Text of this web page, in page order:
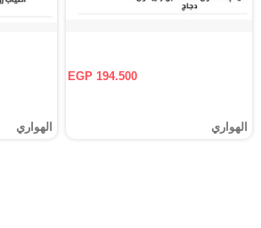
EGP 194.500
الهواري الهواري